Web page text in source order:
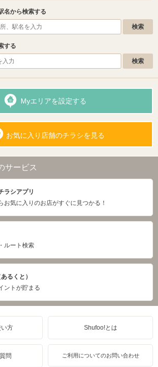
名から検索する
する
Myエリアを設定する
お気に入り店舗のチラシを見る
サービス
ラシアプリ
お気に入りのお店がすぐに見つかる！
ルート検索
るくと）
ントが貯まる
方 Shufoo!とは
問 ご利用についてのお問い合わせ